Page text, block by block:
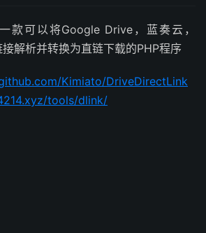
款可以将Google Drive，蓝奏云，
解析并转换为直链下载的PHP程序
Kimiato/DriveDirectLink
tools/dlink/